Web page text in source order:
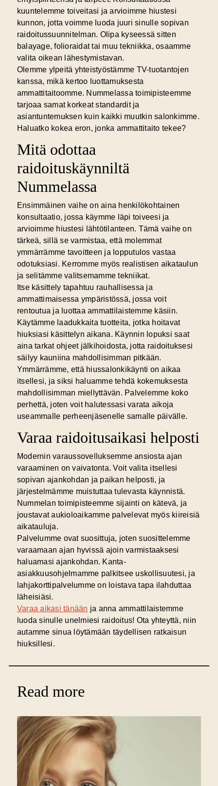
kuuntelemme toiveitasi ja arvioimme hiustesi
kunnon, jotta voimme luoda juuri sinulle sopivan
raidoitussuunnitelman. Olipa kyseessä sitten
balayage, folioraidat tai muu tekniikka, osaamme
valita oikean lähestymistavan.
Olemme ylpeitä yhteistyöstämme TV-tuotantojen
kanssa, mikä kertoo luottamuksesta
ammattitaitoomme. Nummelassa toimipisteemme
tarjoaa samat korkeat standardit ja
asiantuntemuksen kuin kaikki muutkin salonkimme.
Haluatko kokea eron, jonka ammattitaito tekee?
Mitä odottaa
raidoituskäynniltä
Nummelassa
Ensimmäinen vaihe on aina henkilökohtainen
konsultaatio, jossa käymme läpi toiveesi ja
arvioimme hiustesi lähtötilanteen. Tämä vaihe on
tärkeä, sillä se varmistaa, että molemmat
ymmärrämme tavoitteen ja lopputulos vastaa
odotuksiasi. Kerromme myös realistisen aikataulun
ja selitämme valitsemamme tekniikat.
Itse käsittely tapahtuu rauhallisessa ja
ammattimaisessa ympäristössä, jossa voit
rentoutua ja luottaa ammattilaistemme käsiin.
Käytämme laadukkaita tuotteita, jotka hoitavat
hiuksiasi käsittelyn aikana. Käynnin lopuksi saat
aina tarkat ohjeet jälkihoidosta, jotta raidoituksesi
säilyy kauniina mahdollisimman pitkään.
Ymmärrämme, että hiussalonkikäynti on aikaa
itsellesi, ja siksi haluamme tehdä kokemuksesta
mahdollisimman miellyttävän. Palvelemme koko
perhettä, joten voit halutessasi varata aikoja
useammalle perheenjäsenelle samalle päivälle.
Varaa raidoitusaikasi helposti
Modernin varaussovelluksemme ansiosta ajan
varaaminen on vaivatonta. Voit valita itsellesi
sopivan ajankohdan ja paikan helposti, ja
järjestelmämme muistuttaa tulevasta käynnistä.
Nummelan toimipisteemme sijainti on kätevä, ja
joustavat aukioloaikamme palvelevat myös kiireisiä
aikatauluja.
Palvelumme ovat suosittuja, joten suosittelemme
varaamaan ajan hyvissä ajoin varmistaaksesi
haluamasi ajankohdan. Kanta-
asiakkuusohjelmamme palkitsee uskollisuutesi, ja
lahjakorttipalvelumme on loistava tapa ilahduttaa
läheisiäsi.
Varaa aikasi tänään ja anna ammattilaistemme
luoda sinulle unelmiesi raidoitus! Ota yhteyttä, niin
autamme sinua löytämään täydellisen ratkaisun
hiuksillesi.
Read more